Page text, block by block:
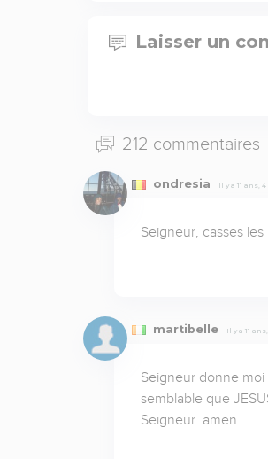
Laisser un
212 commentaires
ondresia Il y a 11 ans,
Seigneur, casses
martibelle Il y a 11
Seigneur donne
semblable que
Seigneur. amen